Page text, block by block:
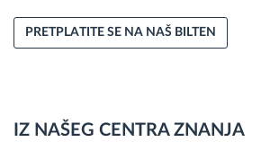
PRETPLATITE SE NA NAŠ BILTEN
IZ NAŠEG CENTRA ZNANJA